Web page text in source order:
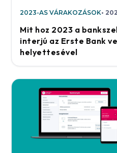
2023-AS VÁRAKOZÁSOK
Mit hoz 2023 a
interjú az Erste Bank
helyettesével